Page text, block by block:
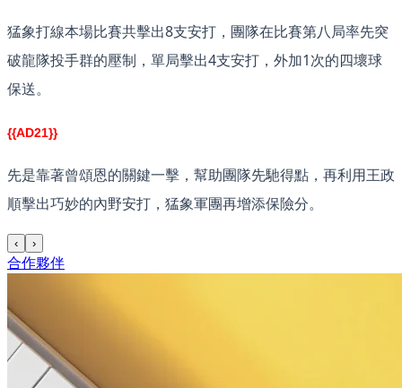
猛象打線本場比賽共擊出8支安打，團隊在比賽第八局率先突
破龍隊投手群的壓制，單局擊出4支安打，外加1次的四壞球
保送。
{{AD21}}
先是靠著曾頌恩的關鍵一擊，幫助團隊先馳得點，再利用王政
順擊出巧妙的內野安打，猛象軍團再增添保險分。
‹ ›
合作夥伴